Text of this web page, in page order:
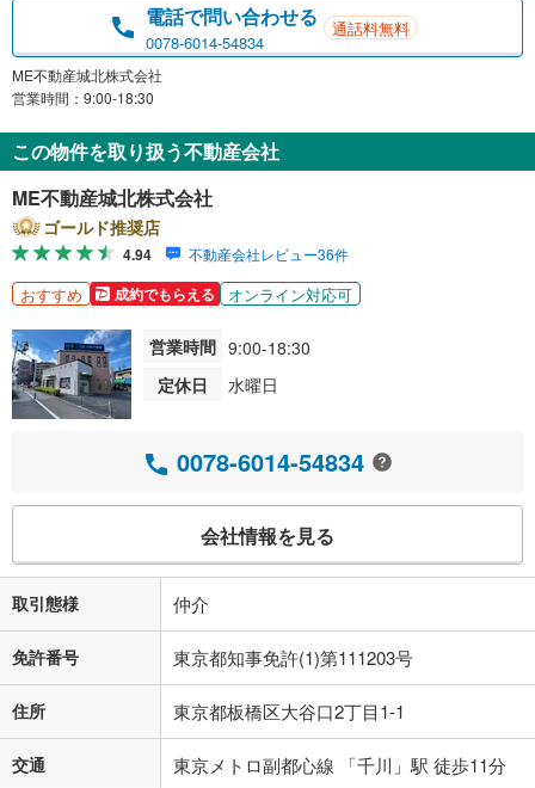
電話で問い合わせる
0078-6014-54834
通話料無料
ME不動産城北株式会社
営業時間：9:00-18:30
この物件を取り扱う不動産会社
ME不動産城北株式会社
ゴールド推奨店
4.94 不動産会社レビュー36件
おすすめ 成約でもらえる オンライン対応可
営業時間 9:00-18:30
定休日
水曜日
0078-6014-54834
会社情報を見る
取引態様 仲介
免許番号 東京都知事免許(1)第111203号
住所 東京都板橋区大谷口2丁目1-1
交通 東京メトロ副都心線 「千川」駅 徒歩11分